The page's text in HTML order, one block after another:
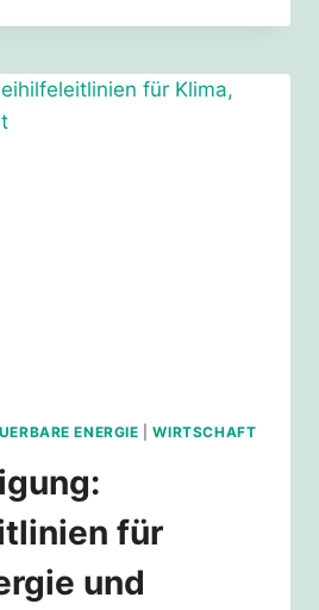
ENERGIE |WIRTSCHAFT
für
und